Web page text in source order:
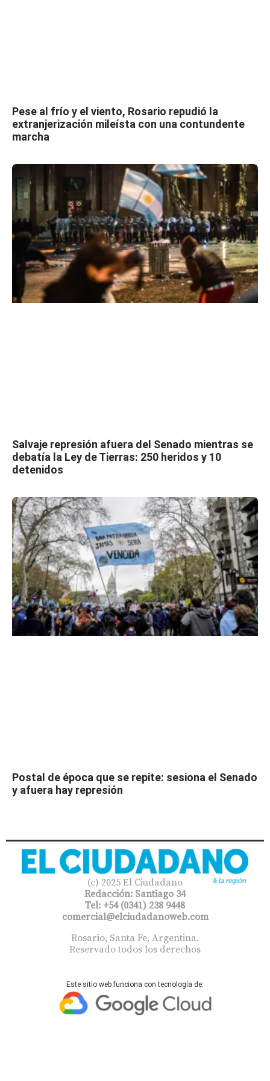
Pese al frío y el viento, Rosario repudió la
extranjerización mileísta con una contundente
marcha
Salvaje represión afuera del Senado mientras se
debatía la Ley de Tierras: 250 heridos y 10
detenidos
Postal de época que se repite: sesiona el Senado
y afuera hay represión
(c) 2025 El Ciudadano
Redacción: Santiago 34
Tel: +54 (0341) 238 9448
comercial@elciudadanoweb.com​
Rosario, Santa Fe, Argentina.
Reservado todos los derechos
Este sitio web funciona con tecnología de: